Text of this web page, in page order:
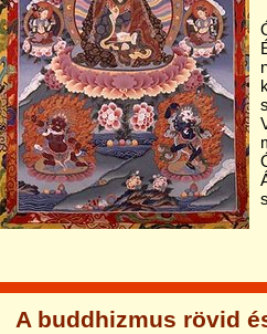
A buddhizmus rövid